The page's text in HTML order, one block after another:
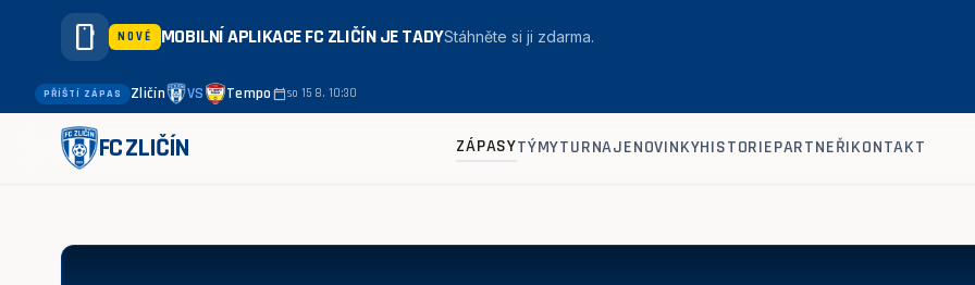
smartphone NOVÉ MOBILNÍ APLIKACE FC ZLIČÍN JE TADYStáhněte si ji zdarma.
PŘÍŠTÍ ZÁPAS Zličín VS Tempocalendar_todayso 15 8. 10:30
FC ZLIČÍN ZÁPASYTÝMYTURNAJENOVINKYHISTORIEPARTNEŘIKONTAKT
Zličín - Zbraslav 1:8